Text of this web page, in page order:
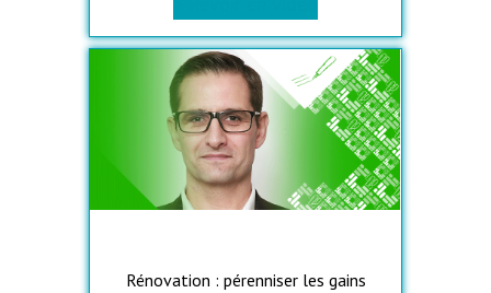
Rénovation : pérenniser les gains